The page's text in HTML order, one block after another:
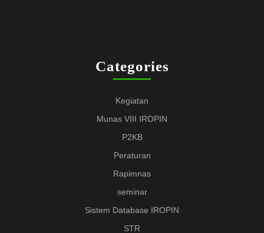
Categories
Kegiatan
Munas VIII IROPIN
P2KB
Peraturan
Rapimnas
seminar
Sistem Database IROPIN
STR